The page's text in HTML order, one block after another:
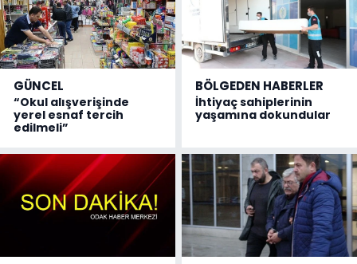
GÜNCEL
“Okul alışverişinde
yerel esnaf tercih
edilmeli”
BÖLGEDEN HABERLER
İhtiyaç sahiplerinin
yaşamına dokundular